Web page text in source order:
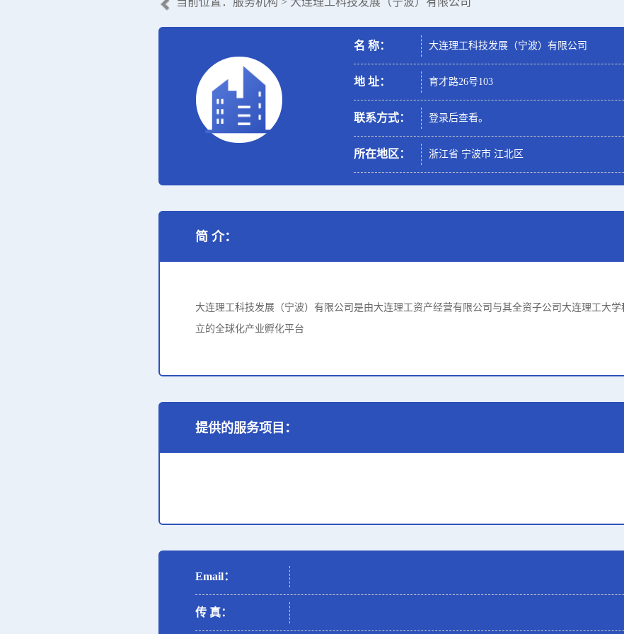
名 称： 大连理工科技发展（宁波）有限公司
地 址： 育才路26号103
联系方式： 登录后查看。
所在地区： 浙江省 宁波市 江北区
简 介：
大连理工科技发展（宁波）有限公司是由大连理工资产经营有限公司与其全资子公司大连理工大
立的全球化产业孵化平台
提供的服务项目：
Email：
传 真：